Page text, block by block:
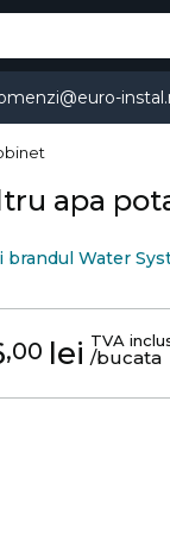
apa
brandul Water
,00 lei TVA
/bucata